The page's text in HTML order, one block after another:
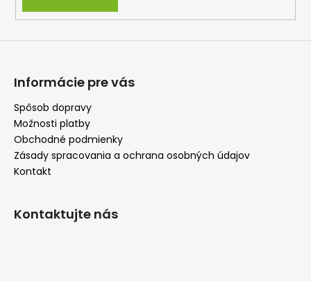
Informácie pre vás
Spôsob dopravy
Možnosti platby
Obchodné podmienky
Zásady spracovania a ochrana osobných údajov
Kontakt
Kontaktujte nás